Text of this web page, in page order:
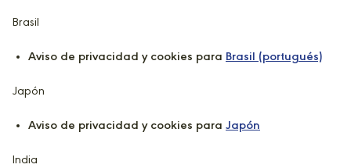
Brasil
Aviso de privacidad y cookies para Brasil (portugués)
Japón
Aviso de privacidad y cookies para Japón
India